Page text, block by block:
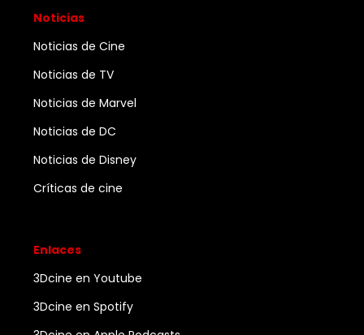
Noticias
Noticias de Cine
Noticias de TV
Noticias de Marvel
Noticias de DC
Noticias de Disney
Críticas de cine
Enlaces
3Dcine en Youtube
3Dcine en Spotify